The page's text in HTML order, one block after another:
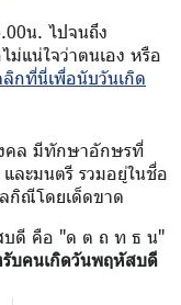
น. ไปจนถึง
แน่ใจว่าตนเอง หรือ
กที่นี่เพื่อนับวันเกิด
คล มีทักษาอักษรที่
ละมนตรี รวมอยู่ในชื่อ
กิณีโดยเด็ดขาด
บดี คือ "ด ต ถ ท ธ น"
บคนเกิดวันพฤหัสบดี